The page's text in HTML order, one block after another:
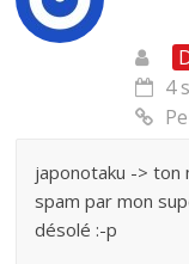
4
japonotaku -> ton
spam par mon
désolé :-p